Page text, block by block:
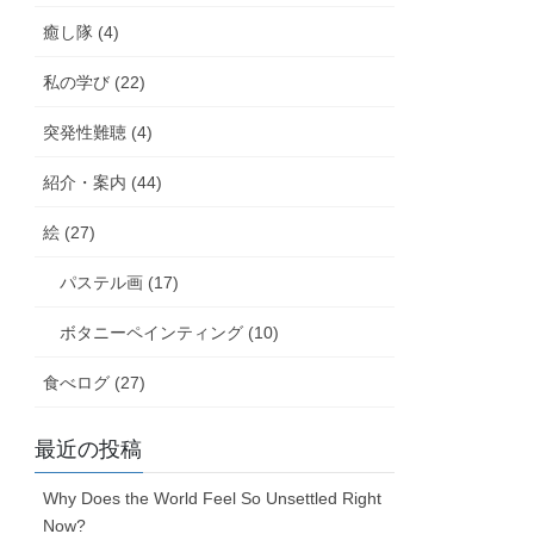
癒し隊 (4)
私の学び (22)
突発性難聴 (4)
紹介・案内 (44)
絵 (27)
パステル画 (17)
ボタニーペインティング (10)
食べログ (27)
最近の投稿
Why Does the World Feel So Unsettled Right
Now?